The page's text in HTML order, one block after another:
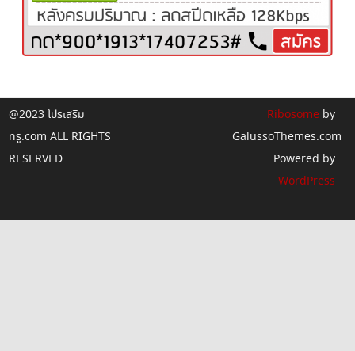
@2023 โปรเสริม
ทรู.com ALL RIGHTS
RESERVED
Ribosomeby
GalussoThemes.com
Powered by
WordPress